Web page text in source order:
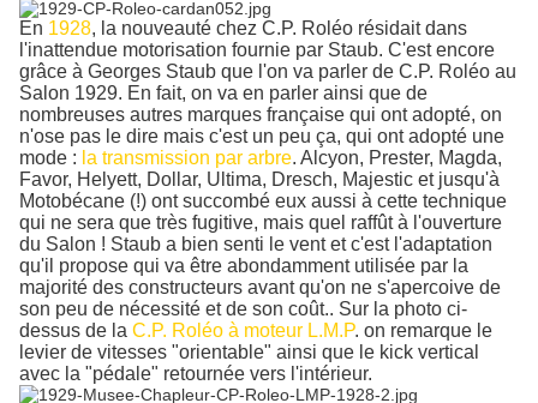
En 1928, la nouveauté chez C.P. Roléo résidait dans
l'inattendue motorisation fournie par Staub. C'est encore
grâce à Georges Staub que l'on va parler de C.P. Roléo au
Salon 1929. En fait, on va en parler ainsi que de
nombreuses autres marques française qui ont adopté, on
n'ose pas le dire mais c'est un peu ça, qui ont adopté une
mode : la transmission par arbre. Alcyon, Prester, Magda,
Favor, Helyett, Dollar, Ultima, Dresch, Majestic et jusqu'à
Motobécane (!) ont succombé eux aussi à cette technique
qui ne sera que très fugitive, mais quel raffût à l'ouverture
du Salon ! Staub a bien senti le vent et c'est l'adaptation
qu'il propose qui va être abondamment utilisée par la
majorité des constructeurs avant qu'on ne s'apercoive de
son peu de nécessité et de son coût.. Sur la photo ci-
dessus de la C.P. Roléo à moteur L.M.P. on remarque le
levier de vitesses "orientable" ainsi que le kick vertical
avec la "pédale" retournée vers l'intérieur.